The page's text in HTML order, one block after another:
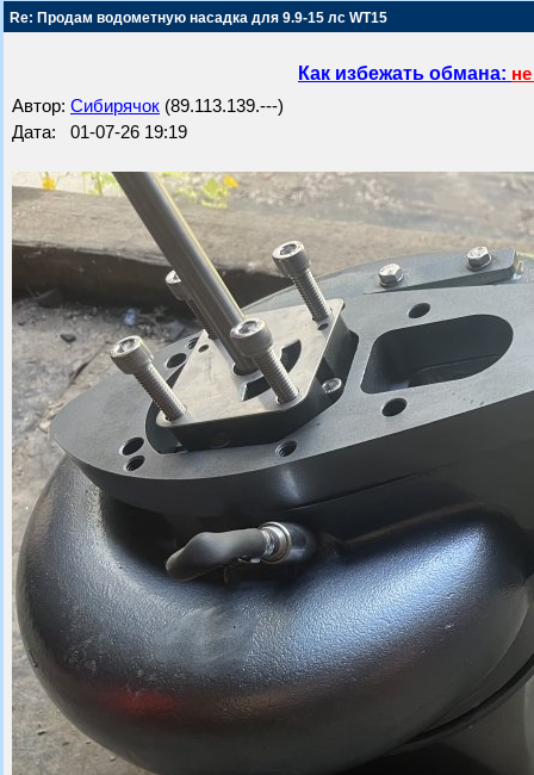
Re: Продам водометную насадка для 9.9-15 лс WT15
Как избежать обмана:
Автор: Сибирячок (89.113.139.---)
Дата: 01-07-26 19:19